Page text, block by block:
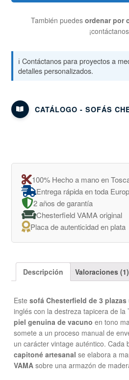
También puedes ordenar por
ℹ️ Contáctanos para proyectos a
detalles personalizados.
CATÁLOGO - SOFÁS
100% Hecho a mano en
Entrega rápida en toda
2 años de garantía
Chesterfield VAMA original
Placa de autenticidad en plata
Descripción Valoraciones (1)
Este sofá Chesterfield de 3 plazas
inglés con la destreza tapicera de la
piel genuina de vacuno en tono
somete a un proceso manual de
un carácter vintage auténtico. Cada
capitoné artesanal se elabora a
VAMAsobre una armazón de